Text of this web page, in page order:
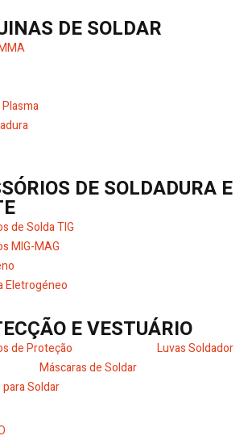
DE SOLDAR
DE SOLDADURA E
de Solda TIG
MIG-MAG
Eletrogéneo
E VESTUÁRIO
de Proteção
Luvas Soldador
Máscaras de Soldar
Soldar